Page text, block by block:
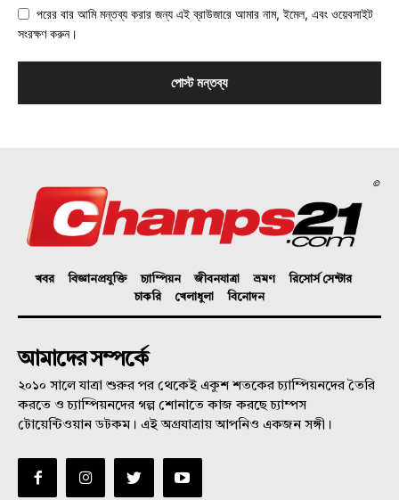
পরের বার আমি মন্তব্য করার জন্য এই ব্রাউজারে আমার নাম, ইমেল, এবং ওয়েবসাইট
সংরক্ষণ করুন।
©
খবর বিজ্ঞানপ্রযুক্তি চ্যাম্পিয়ন জীবনযাত্রা ভ্রমণ
রিসোর্স সেন্টার
চাকরি
খেলাধুলা বিনোদন
আমাদের সম্পর্কে
২০১০ সালে যাত্রা শুরুর পর থেকেই একুশ শতকের চ্যাম্পিয়নদের তৈরি
করতে ও চ্যাম্পিয়নদের গল্প শোনাতে কাজ করছে চ্যাম্পস
টোয়েন্টিওয়ান ডটকম। এই অগ্রযাত্রায় আপনিও একজন সঙ্গী।